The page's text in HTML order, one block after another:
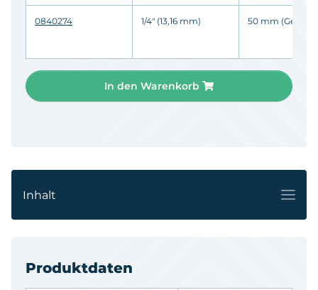
0840274 1/4" (13,16 mm) 50 mm
In den Warenkorb
Inhalt
Produktdaten